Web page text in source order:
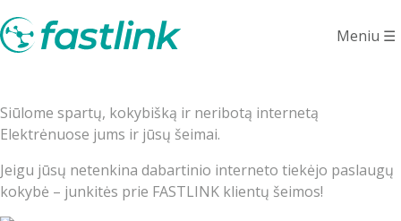
Meniu ☰
Internetas
Elektrėnuose
Siūlome spartų, kokybišką ir neribotą internetą
Elektrėnuose jums ir jūsų šeimai.
Jeigu jūsų netenkina dabartinio interneto tiekėjo paslaugų
kokybė – junkitės prie FASTLINK klientų šeimos!